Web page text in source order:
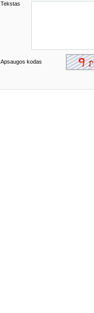
Tekstas
Apsaugos kodas